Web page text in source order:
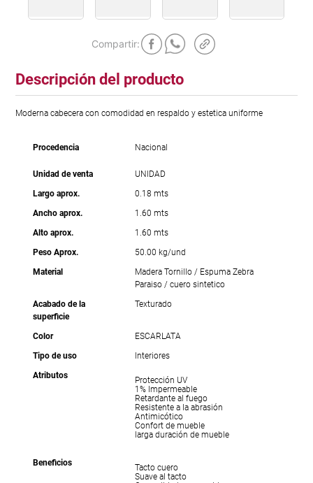
Descripción del producto
Moderna cabecera con comodidad en respaldo y estetica uniforme
Procedencia Nacional
Unidad de venta
UNIDAD
Largo aprox.
0.18 mts
Ancho aprox.
1.60 mts
Alto aprox.
1.60 mts
Peso Aprox.
50.00 kg/und
Material
Madera Tornillo / Espuma Zebra
Paraiso / cuero sintetico
Acabado de la
superficie
Texturado
Color
ESCARLATA
Tipo de uso
Interiores
Atributos
Protección UV
1% Impermeable
Retardante al fuego
Resistente a la abrasión
Antimicótico
Confort de mueble
larga duración de mueble
Beneficios
Tacto cuero
Suave al tacto